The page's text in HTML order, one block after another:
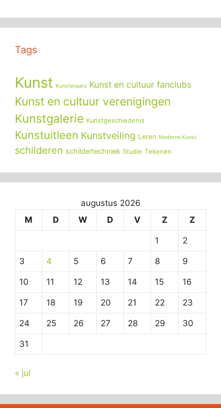
Tags
Kunst Kunstenaars Kunst en cultuur fanclubs
Kunst en cultuur verenigingen
Kunstgalerie Kunstgeschiedenis
Kunstuitleen Kunstveiling Leren Moderne Kunst
schilderen schildertechniek Studie Tekenen
augustus 2026
M
D W D V Z Z
1 2
3 4 5 6 7 8 9
10 11 12 13 14 15 16
17 18 19 20 21 22 23
24 25 26 27 28 29 30
31
« jul